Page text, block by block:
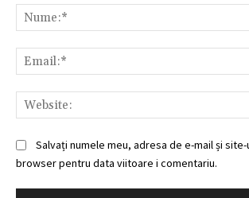
Salvați numele meu, adresa de e-mail și
browser pentru data viitoare i comentariu.